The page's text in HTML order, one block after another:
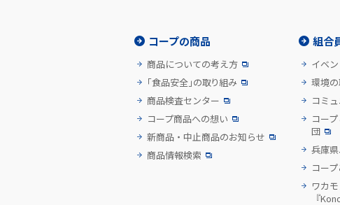
コープの商品
商品についての考え方
「食品安全」の取り組み
商品検査センター
コープ商品への想い
新商品・中止商品のお知らせ
商品情報検索
組合
イベ
環境
コミ
コー
団
兵庫
コー
ワカ
『